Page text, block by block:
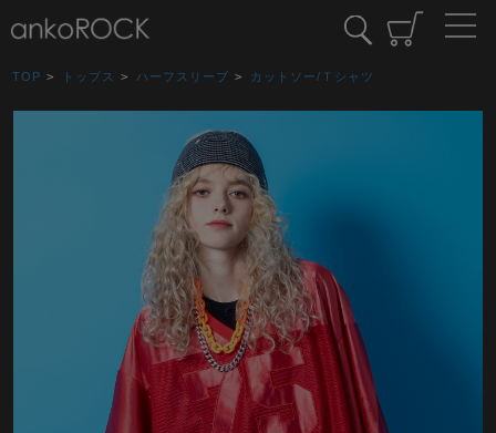
TOP > トップス > ハーフスリーブ > カットソー/Ｔシャツ